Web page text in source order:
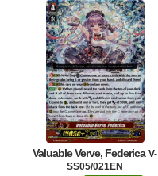
Valuable Verve, Federica V-
SS05/021EN